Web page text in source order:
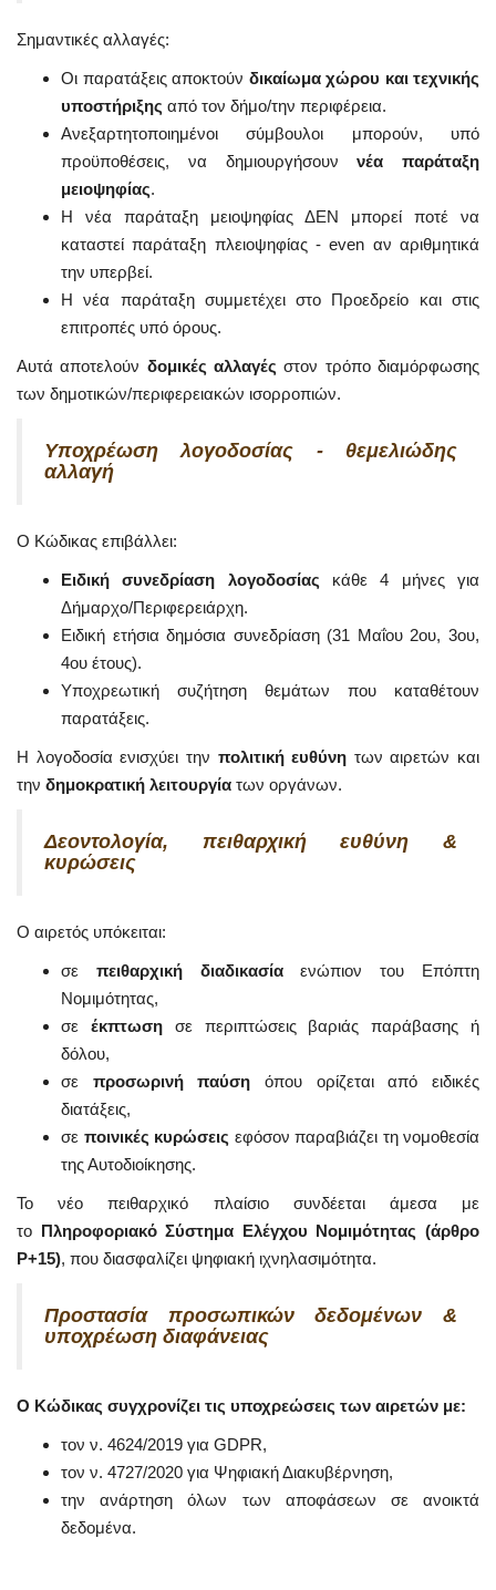
Σημαντικές αλλαγές:
Οι παρατάξεις αποκτούν δικαίωμα χώρου και τεχνικής
υποστήριξης από τον δήμο/την περιφέρεια.
Ανεξαρτητοποιημένοι σύμβουλοι μπορούν, υπό
προϋποθέσεις, να δημιουργήσουννέα παράταξη
μειοψηφίας.
Η νέα παράταξη μειοψηφίας ΔΕΝ μπορεί ποτέ να
καταστεί παράταξη πλειοψηφίας - even αν αριθμητικά
την υπερβεί.
Η νέα παράταξη συμμετέχει στο Προεδρείο και στις
επιτροπές υπό όρους.
Αυτά αποτελούν δομικές αλλαγές στον τρόπο διαμόρφωσης
των δημοτικών/περιφερειακών ισορροπιών.
Υποχρέωση λογοδοσίας - θεμελιώδης
αλλαγή
Ο Κώδικας επιβάλλει:
Ειδική συνεδρίαση λογοδοσίας κάθε 4 μήνες για
Δήμαρχο/Περιφερειάρχη.
Ειδική ετήσια δημόσια συνεδρίαση (31 Μαΐου 2ου, 3ου,
4ου έτους).
Υποχρεωτική συζήτηση θεμάτων που καταθέτουν
παρατάξεις.
Η λογοδοσία ενισχύει την πολιτική ευθύνη των αιρετών και
την δημοκρατική λειτουργία των οργάνων.
Δεοντολογία, πειθαρχική ευθύνη &
κυρώσεις
Ο αιρετός υπόκειται:
σε πειθαρχική διαδικασίαενώπιον του Επόπτη
Νομιμότητας,
σε έκπτωσησε περιπτώσεις βαριάς παράβασης ή
δόλου,
σε προσωρινή παύση όπου ορίζεται από ειδικές
διατάξεις,
σε ποινικές κυρώσεις εφόσον παραβιάζει τη νομοθεσία
της Αυτοδιοίκησης.
Το νέο πειθαρχικό πλαίσιο συνδέεται άμεσα με
το Πληροφοριακό Σύστημα Ελέγχου Νομιμότητας (άρθρο
Ρ+15), που διασφαλίζει ψηφιακή ιχνηλασιμότητα.
Προστασία προσωπικών δεδομένων &
υποχρέωση διαφάνειας
Ο Κώδικας συγχρονίζει τις υποχρεώσεις των αιρετών με:
τον ν. 4624/2019 για GDPR,
τον ν. 4727/2020 για Ψηφιακή Διακυβέρνηση,
την ανάρτηση όλων των αποφάσεων σε ανοικτά
δεδομένα.